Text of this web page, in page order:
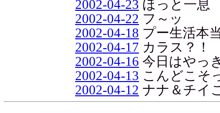
2002-04-23 ほっと一息
2002-04-22 フ～ッ
2002-04-18 プー生活本
2002-04-17 カラス？！
2002-04-16 今日はやっ
2002-04-13 こんどこそ
2002-04-12 ナナ＆チイ